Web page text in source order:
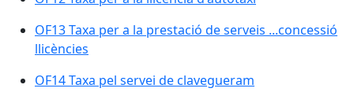
OF13 Taxa per a la prestació de serveis ...concessió
llicències
OF14 Taxa pel servei de clavegueram